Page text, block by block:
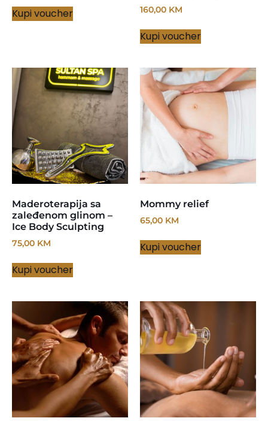
Kupi voucher 160,00 KM
Kupi voucher
Maderoterapija sa
zaleđenom glinom –
Ice Body Sculpting
75,00 KM
Kupi voucher
Mommy relief
65,00 KM
Kupi voucher